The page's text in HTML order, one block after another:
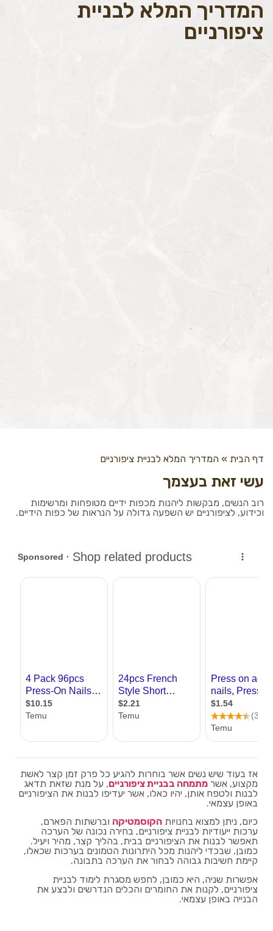
המדריך המלא לבניית
ציפורניים
דף הבית » המדריך המלא לבניית ציפורניים
עשי זאת בעצמך
רוב הנשים, מבקשות ליהנות מכפות ידיים מטופחות ומרשימות
וכידוע, לציפורניים יש השפעה גדולה על הנראות של כפות הידיים.
אז בעוד שיש נשים אשר בוחרות להגיע כל פרק זמן קצר לאשת
מקצוע, אשר מתמחה בבניית ציפורניים, על מנת שזאת תדאג
לבנות ולטפח אותן, יהיו כאלו, אשר יעדיפו לבנות את הציפורניים
באופן עצמאי.
כיום, ניתן למצוא בחנויות הקוסמטיקה וברשתות הפארם,
ערכות ייעודיות לבניית ציפורניים, בחירה נכונה של הערכה
תאפשר לבנות את הציפורניים בבית, בהליך קצר, מהיר ויעיל.
כמובן, שבכדי ליהנות מכל היתרונות הטמונים בערכות שכאלו,
קיימת חשיבות גבוהה לבחור את הערכה בתבונה.
אפשרות שניה, היא כמובן, לחפש מסגרת לימוד לבניית
ציפורניים, לקנות את החומרים והכלים הנדרשים ולבצע את
הבנייה באופן עצמאי.